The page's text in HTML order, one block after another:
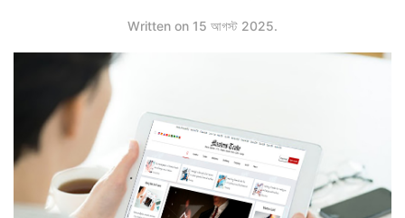
Written on 15 আগস্ট 2025.